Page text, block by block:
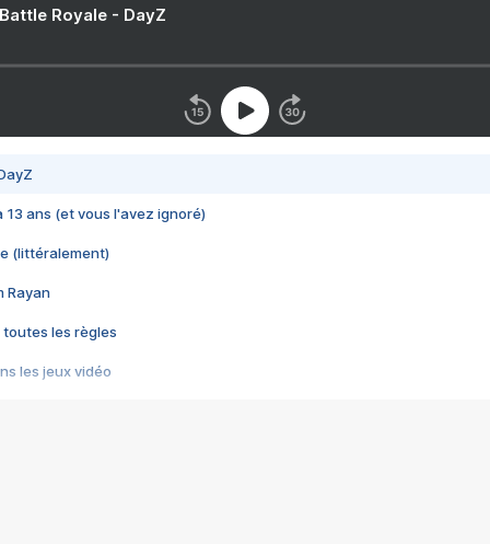
Royale - DayZ
13 ans (et vous l'avez ignoré)
(littéralement)
Rayan
toutes les règles
les jeux vidéo